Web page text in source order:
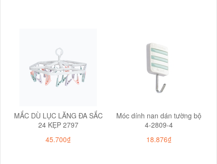
MẮC DÙ LỤC LĂNG ĐA SẮC
24 KẸP 2797
45.700₫
Móc dính nan dán tường bộ
4-2809-4
18.876₫